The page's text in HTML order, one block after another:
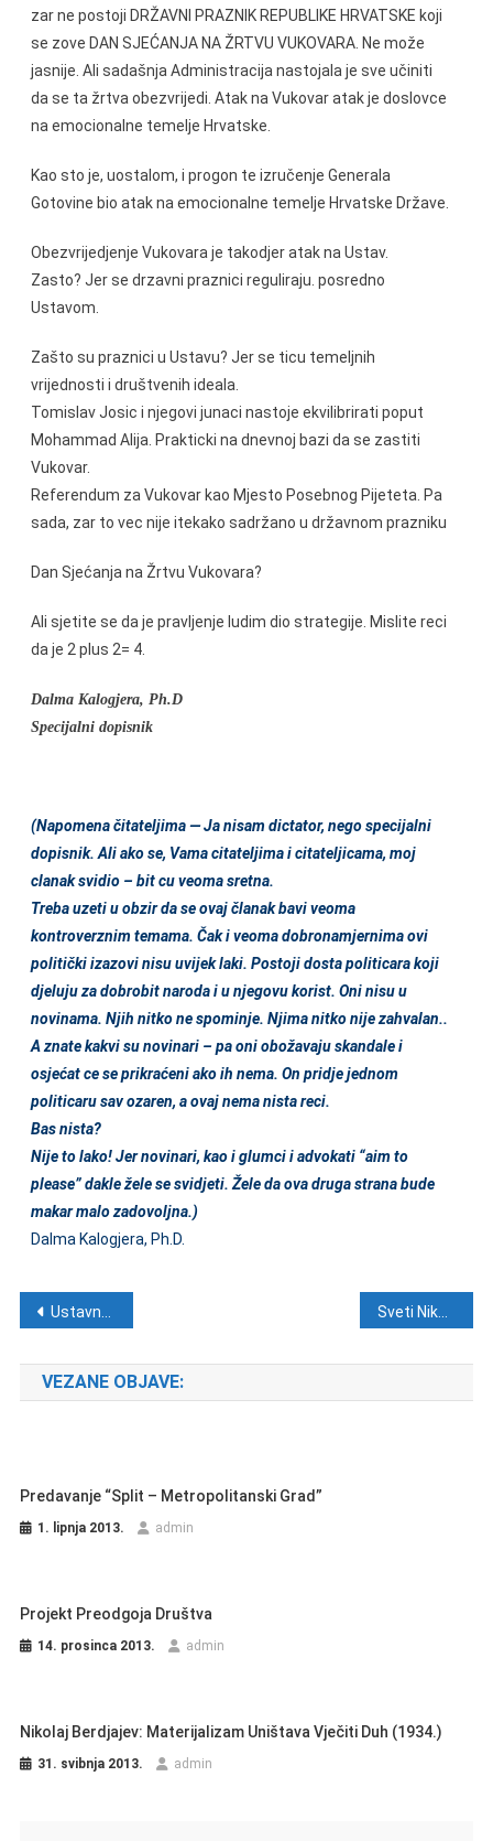
zar ne postoji DRŽAVNI PRAZNIK REPUBLIKE HRVATSKE koji
se zove DAN SJEĆANJA NA ŽRTVU VUKOVARA. Ne može
jasnije. Ali sadašnja Administracija nastojala je sve učiniti
da se ta žrtva obezvrijedi. Atak na Vukovar atak je doslovce
na emocionalne temelje Hrvatske.
Kao sto je, uostalom, i progon te izručenje Generala
Gotovine bio atak na emocionalne temelje Hrvatske Države.
Obezvrijedjenje Vukovara je takodjer atak na Ustav.
Zasto? Jer se drzavni praznici reguliraju. posredno
Ustavom.
Zašto su praznici u Ustavu? Jer se ticu temeljnih
vrijednosti i društvenih ideala.
Tomislav Josic i njegovi junaci nastoje ekvilibrirati poput
Mohammad Alija. Prakticki na dnevnoj bazi da se zastiti
Vukovar.
Referendum za Vukovar kao Mjesto Posebnog Pijeteta. Pa
sada, zar to vec nije itekako sadržano u državnom prazniku
Dan Sjećanja na Žrtvu Vukovara?
Ali sjetite se da je pravljenje ludim dio strategije. Mislite reci
da je 2 plus 2= 4.
Dalma Kalogjera, Ph.D
Specijalni dopisnik
(Napomena čitateljima — Ja nisam dictator, nego specijalni
dopisnik. Ali ako se, Vama citateljima i citateljicama, moj
clanak svidio – bit cu veoma sretna.
Treba uzeti u obzir da se ovaj članak bavi veoma
kontroverznim temama. Čak i veoma dobronamjernima ovi
politički izazovi nisu uvijek laki. Postoji dosta politicara koji
djeluju za dobrobit naroda i u njegovu korist. Oni nisu u
novinama. Njih nitko ne spominje. Njima nitko nije zahvalan..
A znate kakvi su novinari – pa oni obožavaju skandale i
osjećat ce se prikraćeni ako ih nema. On pridje jednom
politicaru sav ozaren, a ovaj nema nista reci.
Bas nista?
Nije to lako! Jer novinari, kao i glumci i advokati “aim to
please” dakle žele se svidjeti. Žele da ova druga strana bude
makar malo zadovoljna.)
Dalma Kalogjera, Ph.D.
Navigacija objava
Ustavne promjene: U Liliputu (Banskim dvorima) vlada paničan strah od naroda
VEZANE OBJAVE:
Predavanje “Split – Metropolitanski Grad”
1. lipnja 2013. admin
Projekt Preodgoja Društva
14. prosinca 2013. admin
Nikolaj Berdjajev: Materijalizam Uništava Vječiti Duh (1934.)
31. svibnja 2013. admin